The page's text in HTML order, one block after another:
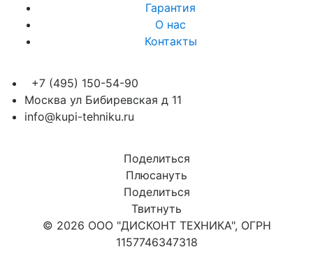
Гарантия
О нас
Контакты
+7 (495) 150-54-90
Москва ул Бибиревская д 11
info@kupi-tehniku.ru
Поделиться
Плюсануть
Поделиться
Твитнуть
© 2026 ООО "ДИСКОНТ ТЕХНИКА", ОГРН
1157746347318